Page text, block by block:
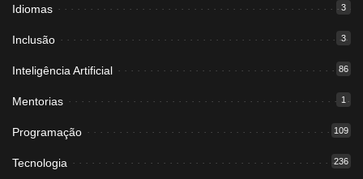
Idiomas 3
Inclusão 3
Inteligência Artificial 86
Mentorias 1
Programação 109
Tecnologia 236